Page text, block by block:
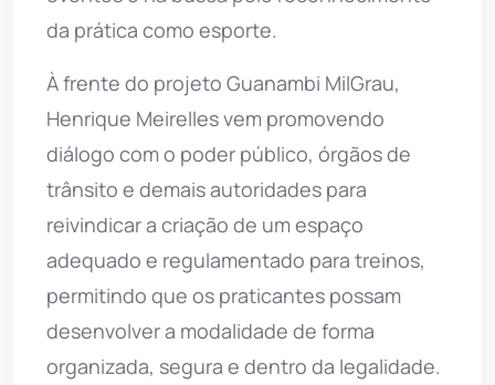
da prática como esporte.
À frente do projeto Guanambi MilGrau,
Henrique Meirelles vem promovendo
diálogo com o poder público, órgãos de
trânsito e demais autoridades para
reivindicar a criação de um espaço
adequado e regulamentado para treinos,
permitindo que os praticantes possam
desenvolver a modalidade de forma
organizada, segura e dentro da legalidade.